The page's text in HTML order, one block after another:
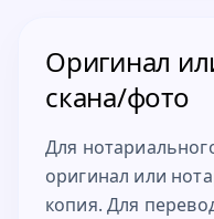
Оригинал
скана/фото
Для
оригинал или
копия. Для